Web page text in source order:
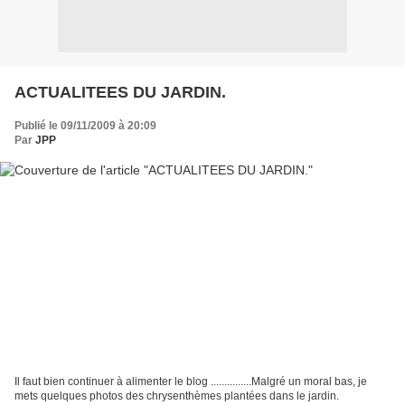
ACTUALITEES DU JARDIN.
Publié le 09/11/2009 à 20:09
Par JPP
Il faut bien continuer à alimenter le blog ...............Malgré un moral bas, je
mets quelques photos des chrysenthèmes plantées dans le jardin.